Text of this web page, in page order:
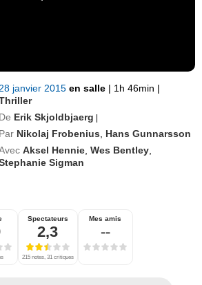
28 janvier 2015en salle | 1h 46min |
De Erik Skjoldbjaerg |
Par Nikolaj Frobenius
Hans Gunnarsson
Aksel Hennie ,Wes Bentley
Sigman
Spectateurs
2,3
215 notes, 31 critiques
Mes amis
--